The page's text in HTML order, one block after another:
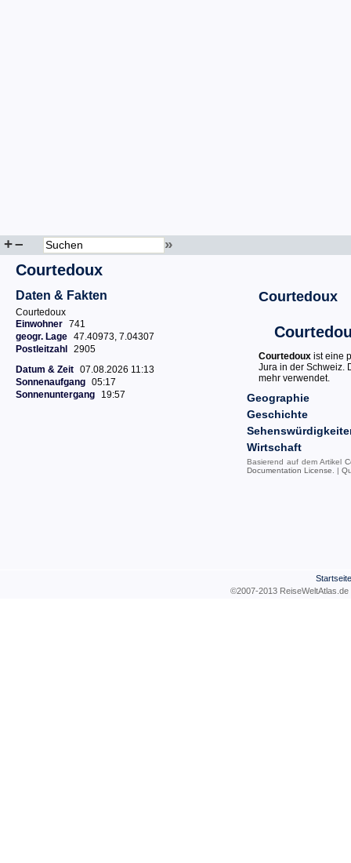
+– »
Courtedoux
Daten & Fakten
Courtedoux
Einwohner 741
geogr. Lage 47.40973, 7.04307
Postleitzahl
2905
Datum & Zeit 07.08.2026 11:13
Sonnenaufgang 05:17
Sonnenuntergang
19:57
Courtedoux
Courtedoux ist eine
Jura in der Schweiz.
mehr verwendet.
Geographie
Geschichte
Wirtschaft
Basierend auf dem Artikel
Documentation License . |
Startseite
©2007-2013